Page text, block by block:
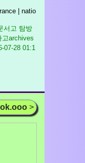
| natio
서고 탐방
고archives
07-28 01:1
>